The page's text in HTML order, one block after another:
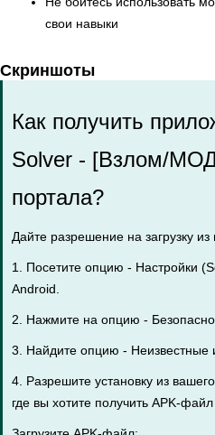
свои навыки
Скриншоты
Как получить
Solver - [Взлом/
портала?
Дайте разрешение на загрузку из
1. Посетите опцию - Настройки
Android.
2. Нажмите на опцию -
3. Найдите опцию - Неизвестные
4. Разрешите установку из
где вы хотите получить APK-